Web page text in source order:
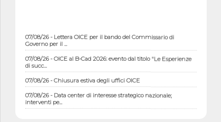
07/08/26 - Lettera OICE per il bando del Commissario di
Governo per il ...
07/08/26 - OICE al B-Cad 2026: evento dal titolo "Le Esperienze
di succ...
07/08/26 - Chiusura estiva degli uffici OICE
07/08/26 - Data center di interesse strategico nazionale;
interventi pe...